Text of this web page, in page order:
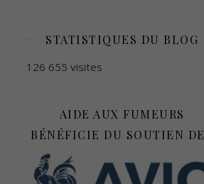
STATISTIQUES DU BLOG
126 655 visites
AIDE AUX FUMEURS
BÉNÉFICIE DU SOUTIEN